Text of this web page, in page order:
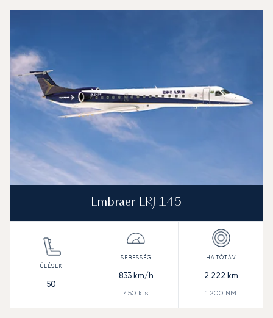
Hatótávolság (NM)
Embraer ERJ 145
50
833km/h
450 kts
2 222 km
1 200 NM